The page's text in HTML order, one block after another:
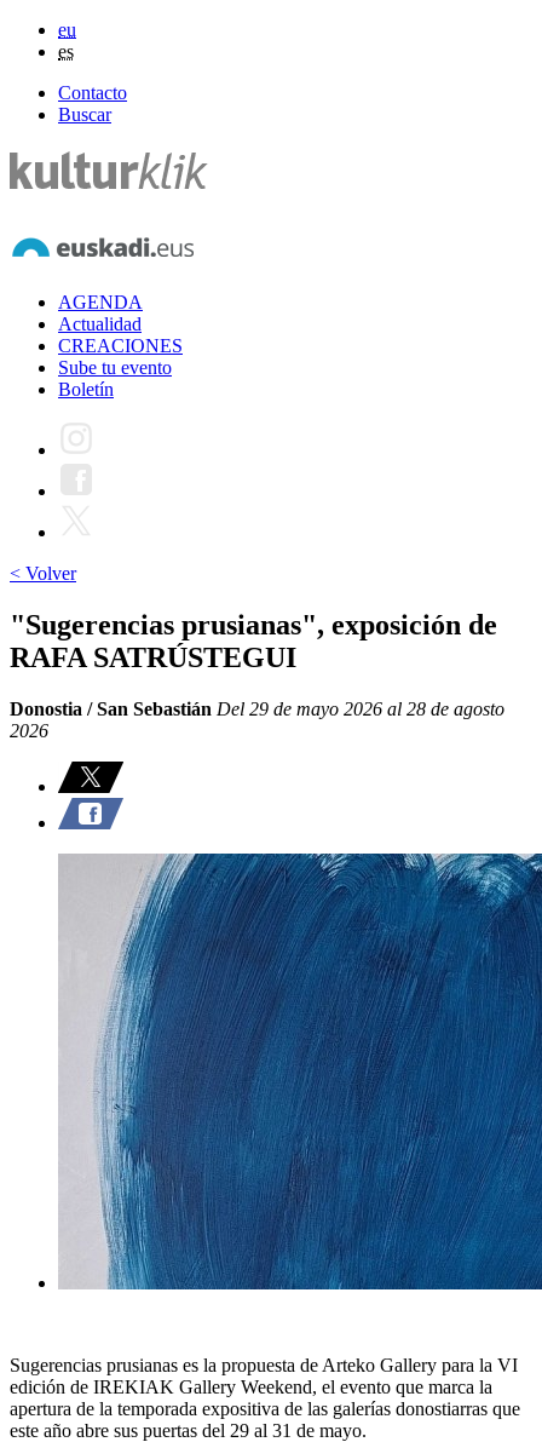
eu
es
Contacto
Buscar
AGENDA
Actualidad
CREACIONES
Sube tu evento
Boletín
< Volver
"Sugerencias prusianas", exposición de
RAFA SATRÚSTEGUI
Donostia / San Sebastián Del 29 de mayo 2026 al 28 de agosto
2026
Sugerencias prusianas es la propuesta de Arteko Gallery para la VI
edición de IREKIAK Gallery Weekend, el evento que marca la
apertura de la temporada expositiva de las galerías donostiarras que
este año abre sus puertas del 29 al 31 de mayo.